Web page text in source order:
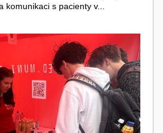
komunikaci s pacienty v...